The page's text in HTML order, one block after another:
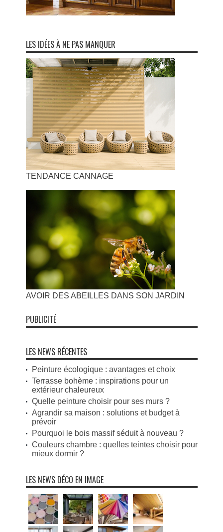
LES IDÉES À NE PAS MANQUER
TENDANCE CANNAGE
AVOIR DES ABEILLES DANS SON JARDIN
PUBLICITÉ
LES NEWS RÉCENTES
Peinture écologique : avantages et choix
Terrasse bohème : inspirations pour un
extérieur chaleureux
Quelle peinture choisir pour ses murs ?
Agrandir sa maison : solutions et budget à
prévoir
Pourquoi le bois massif séduit à nouveau ?
Couleurs chambre : quelles teintes choisir pour
mieux dormir ?
LES NEWS DÉCO EN IMAGE